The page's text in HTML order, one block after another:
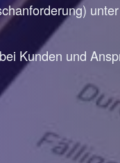
Kunden und